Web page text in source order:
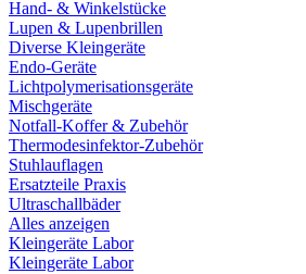
Hand- & Winkelstücke
Lupen & Lupenbrillen
Diverse Kleingeräte
Endo-Geräte
Lichtpolymerisationsgeräte
Mischgeräte
Notfall-Koffer & Zubehör
Thermodesinfektor-Zubehör
Stuhlauflagen
Ersatzteile Praxis
Ultraschallbäder
Alles anzeigen
Kleingeräte Labor
Kleingeräte Labor